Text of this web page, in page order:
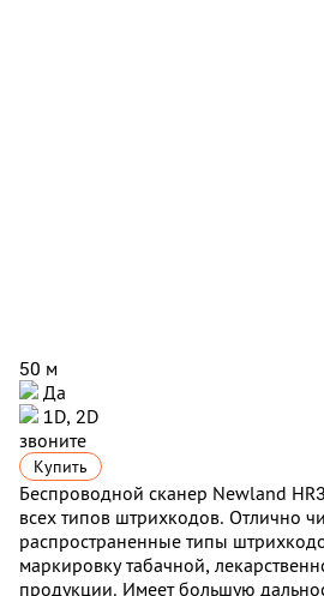
50 м
Да
1D, 2D
звоните
Купить
Беспроводной сканер Newland
всех типов штрихкодов. Отлично
распространенные типы
маркировку табачной,
продукции. Имеет большую